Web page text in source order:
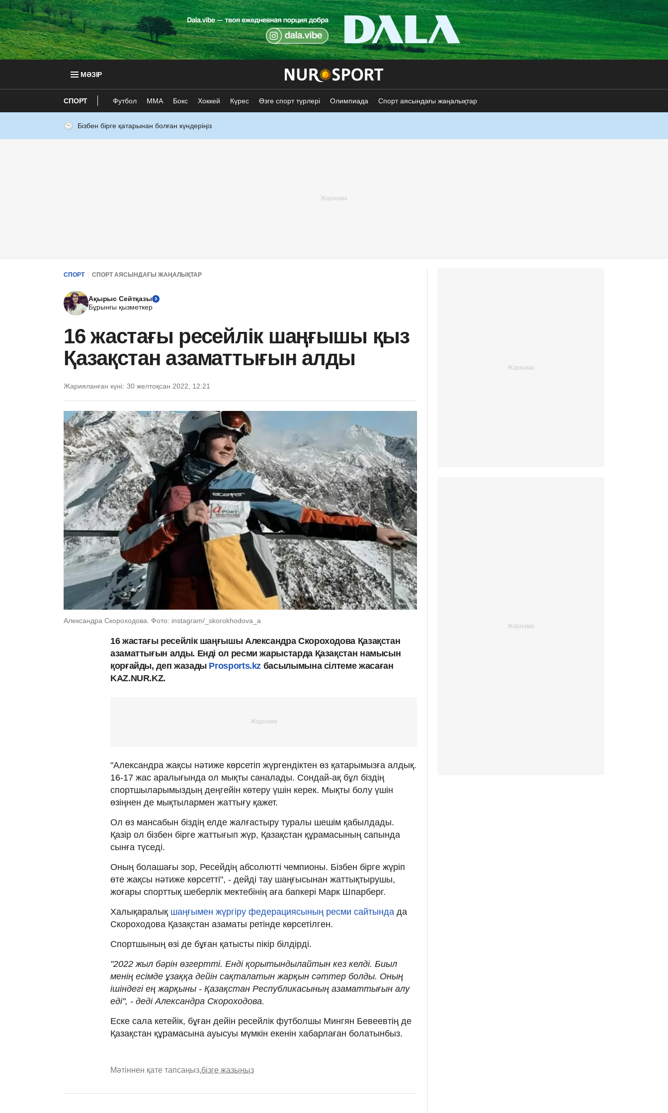
МӘЗІР
СПОРТ Футбол ММА Бокс Хоккей Күрес Өзге спорт түрлері Олимпиада Спорт аясындағы жаңалықтар
Бізбен бірге қатарынан болған күндеріңіз
СПОРТ СПОРТ АЯСЫНДАҒЫ ЖАҢАЛЫҚТАР
Ақырыс Сейтқазы
Бұрынғы қызметкер
16 жастағы ресейлік шаңғышы қыз
Қазақстан азаматтығын алды
Жарияланған күні: 30 желтоқсан 2022, 12:21
Александра Скороходова. Фото: instagram/_skorokhodova_a
16 жастағы ресейлік шаңғышы Александра Скороходова Қазақстан
азаматтығын алды. Енді ол ресми жарыстарда Қазақстан намысын
қорғайды, деп жазады Prosports.kz басылымына сілтеме жасаған
KAZ.NUR.KZ.
"Александра жақсы нәтиже көрсетіп жүргендіктен өз қатарымызға алдық.
16-17 жас аралығында ол мықты саналады. Сондай-ақ бұл біздің
спортшыларымыздың деңгейін көтеру үшін керек. Мықты болу үшін
өзіңнен де мықтылармен жаттығу қажет.
Ол өз мансабын біздің елде жалғастыру туралы шешім қабылдады.
Қазір ол бізбен бірге жаттығып жүр, Қазақстан құрамасының сапында
сынға түседі.
Оның болашағы зор, Ресейдің абсолютті чемпионы. Бізбен бірге жүріп
өте жақсы нәтиже көрсетті", - дейді тау шаңғысынан жаттықтырушы,
жоғары спорттық шеберлік мектебінің аға бапкері Марк Шпарберг.
Халықаралық шаңғымен жүргіру федерациясының ресми сайтында да
Скороходова Қазақстан азаматы ретінде көрсетілген.
Спортшының өзі де бұған қатысты пікір білдірді.
"2022 жыл бәрін өзгертті. Енді қорытындылайтын кез келді. Биыл
менің есімде ұзаққа дейін сақталатын жарқын сәттер болды. Оның
ішіндегі ең жарқыны - Қазақстан Республикасының азаматтығын алу
еді", - деді Александра Скороходова.
Еске сала кетейік, бұған дейін ресейлік футболшы Мингян Бевеевтің де
Қазақстан құрамасына ауысуы мүмкін екенін хабарлаған болатынбыз.
Мәтіннен қате тапсаңыз,бізге жазыңыз